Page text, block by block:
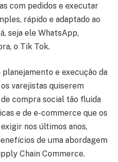
com pedidos e executar
rápido e adaptado ao
seja ele WhatsApp,
o Tik Tok.
e execução da
varejistas quiserem
compra social tão fluida
e de e-commerce que os
nos últimos anos,
de uma abordagem
Chain Commerce.